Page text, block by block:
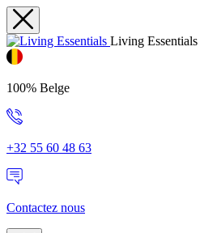
Living Essentials
100% Belge
+32 55 60 48 63
Contactez nous